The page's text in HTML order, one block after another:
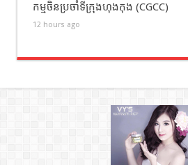
កម្មចិនប្រចាំទីក្រុងហុងកុង (CGCC)
12 hours ago